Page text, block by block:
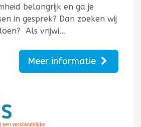
belangrijk en ga je
in gesprek? Dan zoeken wij
Als vrijwi…
Meer informatie